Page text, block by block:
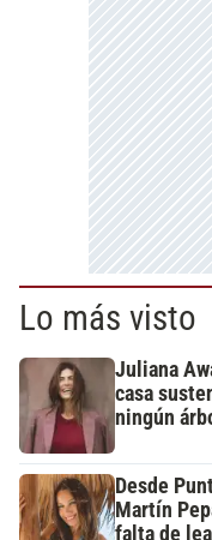
Lo más visto
Juliana
casa
ningún
Desde
Martín
falta de